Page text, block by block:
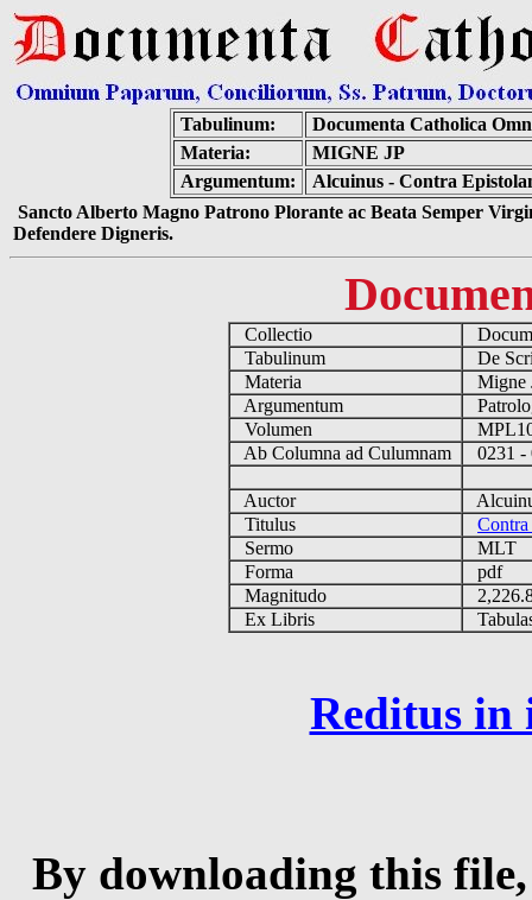
Tabulinum:
Documenta Catholica
Materia:
MIGNE JP
Argumentum:
Alcuinus - Contra
Sancto Alberto Magno Patrono Plorante ac Beata Semper
Defendere Digneris.
Collectio
Tabulinum
De
Materia
Argumentum
Volumen
Ab Columna ad Culumnam
0231
Auctor
Titulus
Sermo
MLT
Forma
pdf
Magnitudo
Ex Libris
Reditus in
By downloading this